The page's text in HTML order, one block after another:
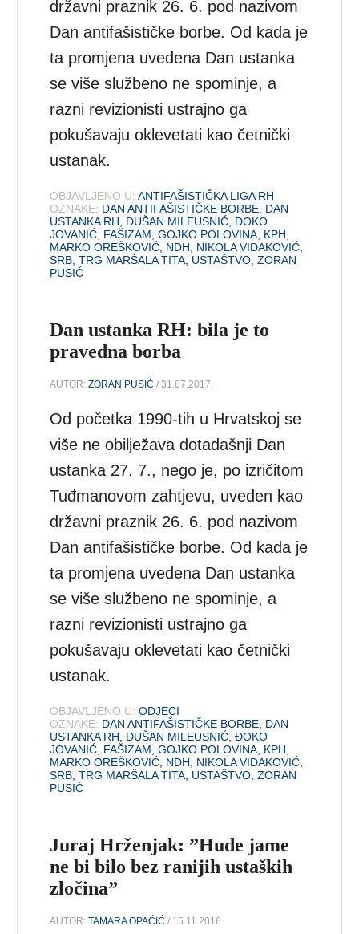
državni praznik 26. 6. pod nazivom
Dan antifašističke borbe. Od kada je
ta promjena uvedena Dan ustanka
se više službeno ne spominje, a
razni revizionisti ustrajno ga
pokušavaju oklevetati kao četnički
ustanak.
OBJAVLJENO U: ANTIFAŠISTIČKA LIGA RH
OZNAKE: DAN ANTIFAŠISTIČKE BORBE, DAN
USTANKA RH, DUŠAN MILEUSNIĆ,ĐOKO
JOVANIĆ, FAŠIZAM,GOJKO POLOVINA, KPH,
MARKO OREŠKOVIĆ, NDH, NIKOLA VIDAKOVIĆ,
SRB,TRG MARŠALA TITA, USTAŠTVO,ZORAN
PUSIĆ
Dan ustanka RH: bila je to
pravedna borba
AUTOR:ZORAN PUSIĆ / 31.07.2017.
Od početka 1990-tih u Hrvatskoj se
više ne obilježava dotadašnji Dan
ustanka 27. 7., nego je, po izričitom
Tuđmanovom zahtjevu, uveden kao
državni praznik 26. 6. pod nazivom
Dan antifašističke borbe. Od kada je
ta promjena uvedena Dan ustanka
se više službeno ne spominje, a
razni revizionisti ustrajno ga
pokušavaju oklevetati kao četnički
ustanak.
OBJAVLJENO U: ODJECI
OZNAKE: DAN ANTIFAŠISTIČKE BORBE, DAN
USTANKA RH, DUŠAN MILEUSNIĆ,ĐOKO
JOVANIĆ, FAŠIZAM,GOJKO POLOVINA, KPH,
MARKO OREŠKOVIĆ, NDH, NIKOLA VIDAKOVIĆ,
SRB,TRG MARŠALA TITA, USTAŠTVO,ZORAN
PUSIĆ
Juraj Hrženjak: ”Hude jame
ne bi bilo bez ranijih ustaških
zločina”
AUTOR:TAMARA OPAČIĆ / 15.11.2016.